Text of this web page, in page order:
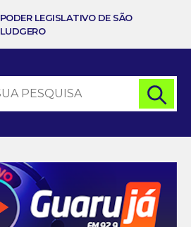
PODER LEGISLATIVO DE SÃO
LUDGERO